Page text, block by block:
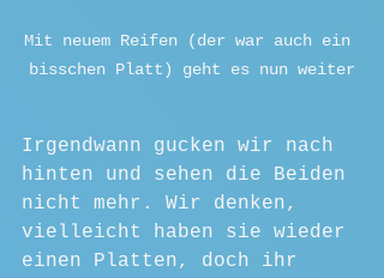
Mit neuem Reifen (der war auch ein
bisschen Platt) geht es nun weiter
Irgendwann gucken wir nach
hinten und sehen die Beiden
nicht mehr. Wir denken,
vielleicht haben sie wieder
einen Platten, doch ihr